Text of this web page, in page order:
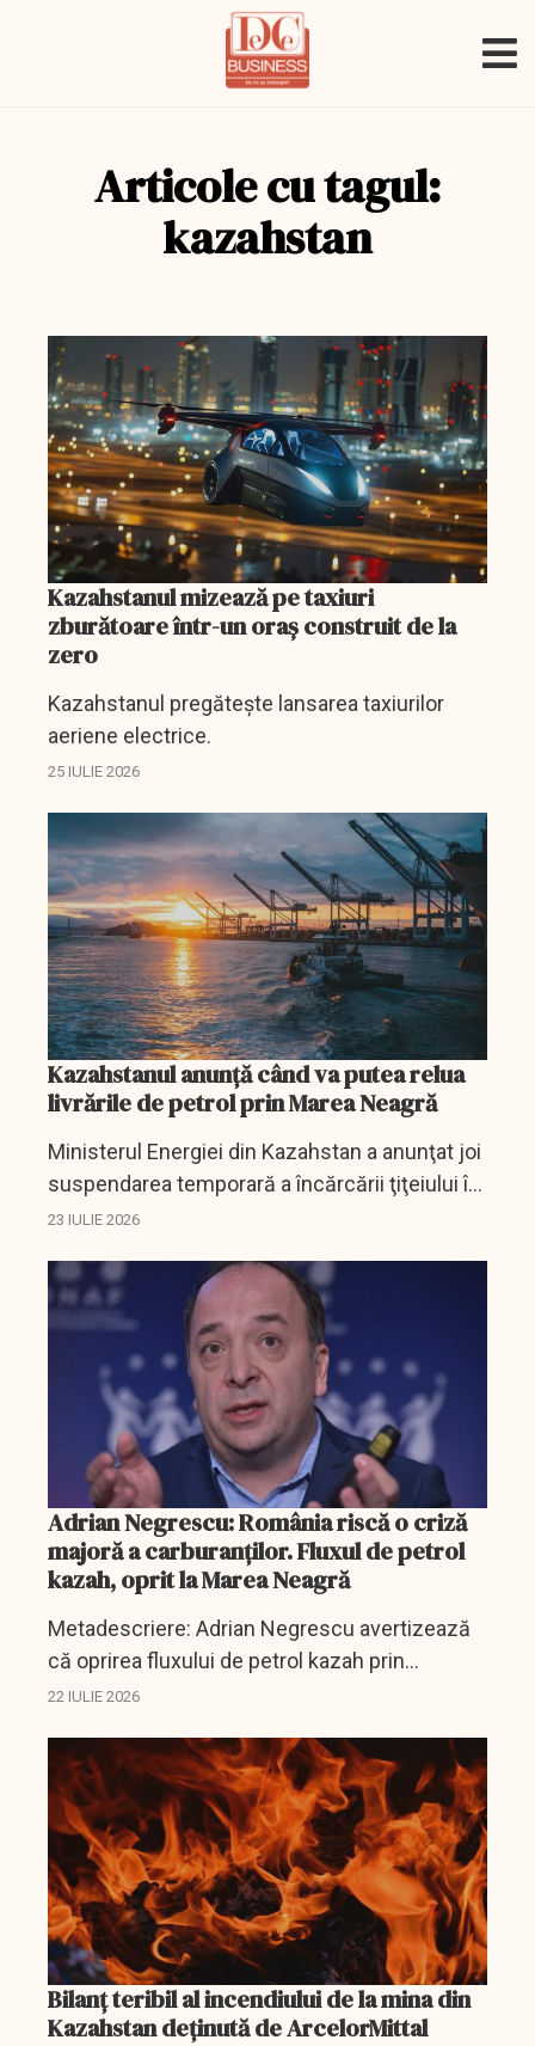
Articole cu tagul:
kazahstan
Kazahstanul mizează pe taxiuri
zburătoare într-un oraș construit de la
zero
Kazahstanul pregătește lansarea taxiurilor
aeriene electrice.
25 IULIE 2026
Kazahstanul anunţă când va putea relua
livrările de petrol prin Marea Neagră
Ministerul Energiei din Kazahstan a anunţat joi
suspendarea temporară a încărcării ţiţeiului în
conducta Caspian Pipeline Consortium (CPC)
transmite...
23 IULIE 2026
Adrian Negrescu: România riscă o criză
majoră a carburanților. Fluxul de petrol
kazah, oprit la Marea Neagră
Metadescriere: Adrian Negrescu avertizează
că oprirea fluxului de petrol kazah prin
terminalul CPC poate scumpi carburanții și
22 IULIE 2026
Bilanţ teribil al incendiului de la mina din
Kazahstan deţinută de ArcelorMittal